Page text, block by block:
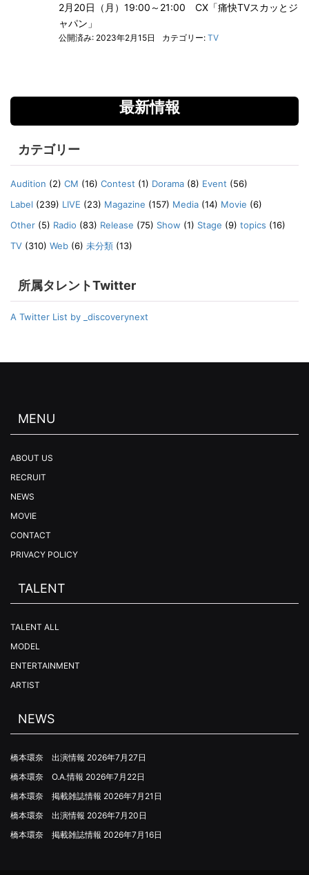
2月20日（月）19:00～21:00 CX「痛快TVスカッとジ
ャパン」
公開済み: 2023年2月15日 カテゴリー: TV
最新情報
カテゴリー
Audition (2) CM (16) Contest (1) Dorama (8) Event (56)
Label (239) LIVE (23) Magazine (157) Media (14) Movie (6)
Other (5) Radio (83) Release (75) Show (1) Stage (9) topics (16)
TV (310) Web (6) 未分類 (13)
所属タレントTwitter
A Twitter List by _discoverynext
MENU
ABOUT US
RECRUIT
NEWS
MOVIE
CONTACT
PRIVACY POLICY
TALENT
TALENT ALL
MODEL
ENTERTAINMENT
ARTIST
NEWS
橋本環奈 出演情報 2026年7月27日
橋本環奈 O.A.情報 2026年7月22日
橋本環奈 掲載雑誌情報 2026年7月21日
橋本環奈 出演情報 2026年7月20日
橋本環奈 掲載雑誌情報 2026年7月16日